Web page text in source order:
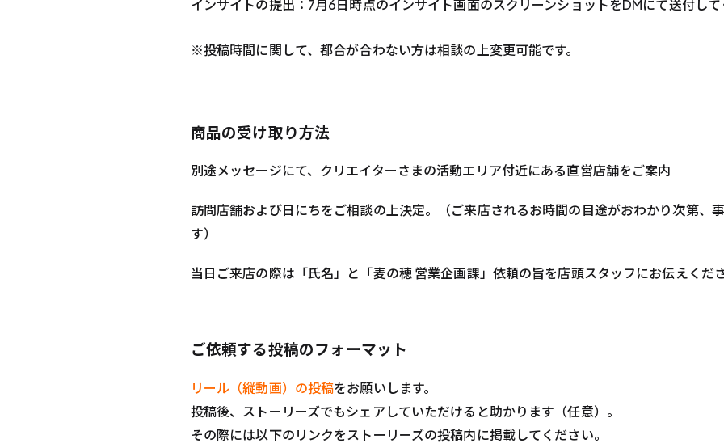
インサイトの提出：7月6日時点のインサイト画面のスクリーンショットをDMにて送付して
※投稿時間に関して、都合が合わない方は相談の上変更可能です。
商品の受け取り方法
別途メッセージにて、クリエイターさまの活動エリア付近にある直営店舗をご案内
訪問店舗および日にちをご相談の上決定。（ご来店されるお時間の目途がおわかり次第、
す）
当日ご来店の際は「氏名」と「麦の穂 営業企画課」依頼の旨を店頭スタッフにお伝えくださ
ご依頼する投稿のフォーマット
リール（縦動画）の投稿をお願いします。
投稿後、ストーリーズでもシェアしていただけると助かります（任意）。
その際には以下のリンクをストーリーズの投稿内に掲載してください。